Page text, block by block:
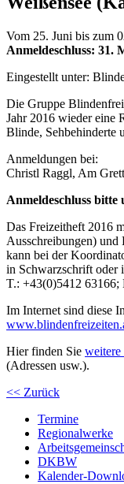
Vom 25. Juni bis zum
Anmeldeschluss: 31.
Eingestellt unter:
Die Gruppe
Jahr 2016 wieder eine
Blinde, Sehbehinderte
Anmeldungen bei:
Christl Raggl, Am
Anmeldeschluss bitte
Das Freizeitheft 2016
Ausschreibungen) und
kann bei der
in Schwarzschrift oder
T.: +43(0)5412 63166;
Im Internet sind diese
Hier finden Sie
(Adressen usw.).
<< Zurück
Termine
Regionalwerke
DKBW
Kalender-